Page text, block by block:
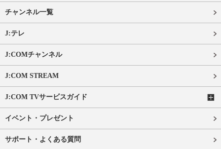
チャンネル一覧
J:テレ
J:COMチャンネル
J:COM STREAM
J:COM TVサービスガイド
イベント・プレゼント
サポート・よくある質問